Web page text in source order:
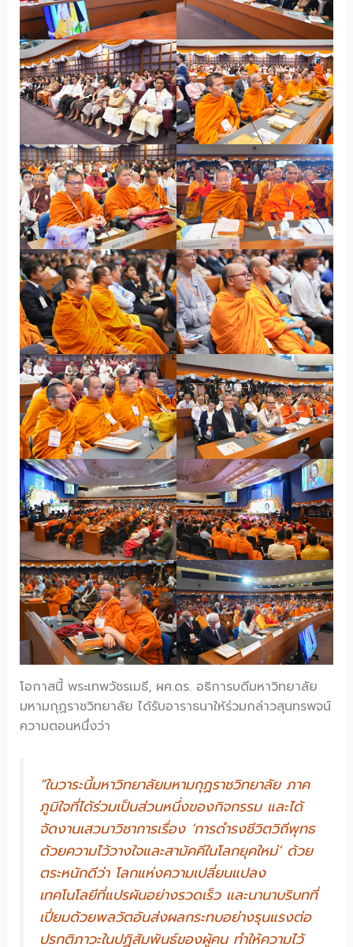
โอกาสนี้ พระเทพวัชรเมธี, ผศ.ดร. อธิการบดีมหาวิทยาลัย
มหามกุฏราชวิทยาลัย ได้รับอาราธนาให้ร่วมกล่าวสุนทรพจน์
ความตอนหนึ่งว่า
“ในวาระนี้มหาวิทยาลัยมหามกุฏราชวิทยาลัย ภาค
ภูมิใจที่ได้ร่วมเป็นส่วนหนึ่งของกิจกรรม และได้
จัดงานเสวนาวิชาการเรื่อง ‘การดำรงชีวิตวิถีพุทธ
ด้วยความไว้วางใจและสามัคคีในโลกยุคใหม่’ ด้วย
ตระหนักดีว่า โลกแห่งความเปลี่ยนแปลง
เทคโนโลยีที่แปรผันอย่างรวดเร็ว และนานาบริบทที่
เปี่ยมด้วยพลวัตอันส่งผลกระทบอย่างรุนแรงต่อ
ปรกติภาวะในปฏิสัมพันธ์ของผู้คน ทำให้ความไว้